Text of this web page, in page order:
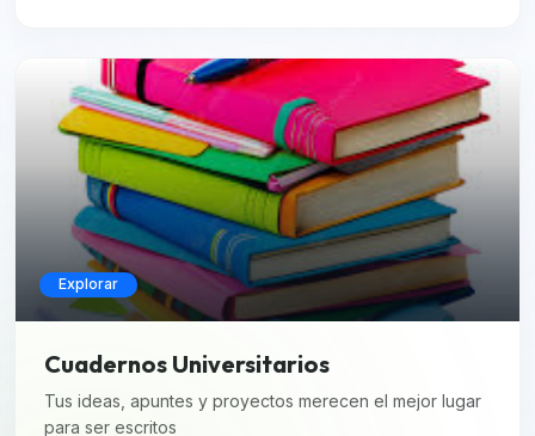
Explorar
Cuadernos Universitarios
Tus ideas, apuntes y proyectos merecen el mejor lugar
para ser escritos